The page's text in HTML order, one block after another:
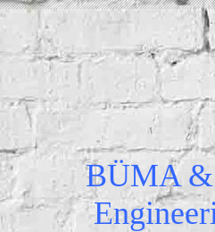
BÜMA